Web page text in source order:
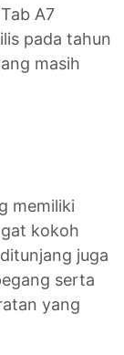
A7
pada tahun
masih
memiliki
kokoh
juga
serta
yang